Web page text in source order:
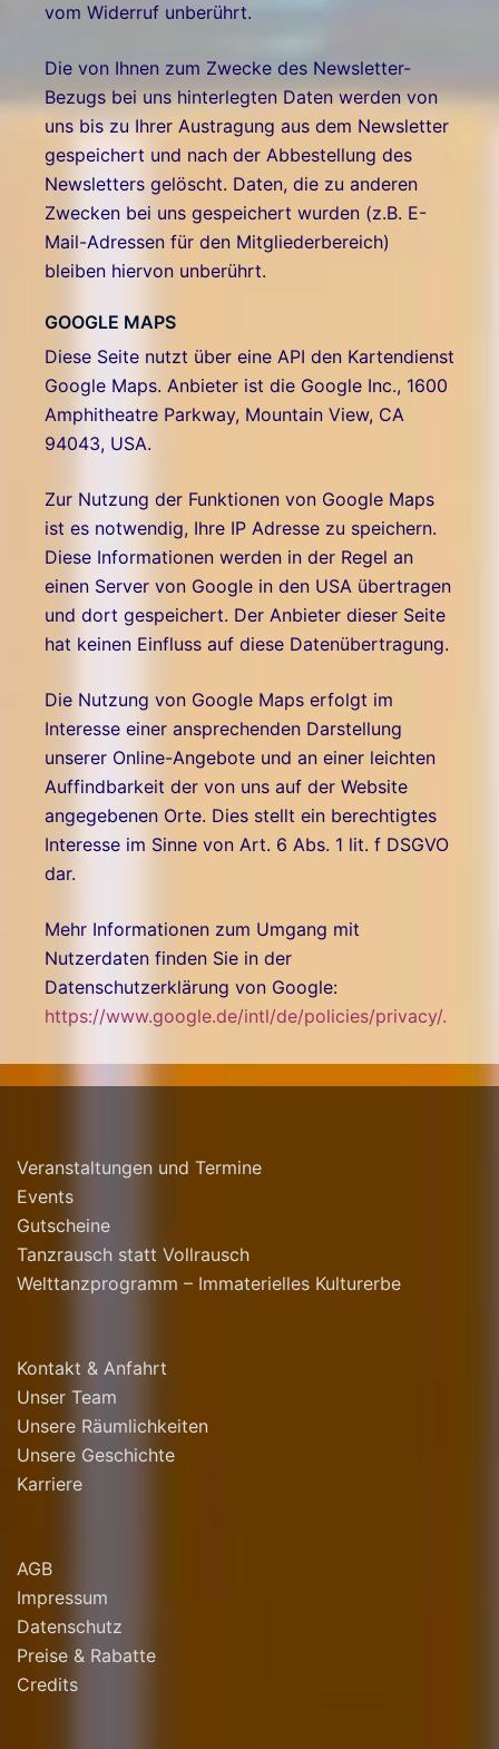
vom Widerruf unberührt.
Die von Ihnen zum Zwecke des Newsletter-
Bezugs bei uns hinterlegten Daten werden von
uns bis zu Ihrer Austragung aus dem Newsletter
gespeichert und nach der Abbestellung des
Newsletters gelöscht. Daten, die zu anderen
Zwecken bei uns gespeichert wurden (z.B. E-
Mail-Adressen für den Mitgliederbereich)
bleiben hiervon unberührt.
GOOGLE MAPS
Diese Seite nutzt über eine API den Kartendienst
Google Maps. Anbieter ist die Google Inc., 1600
Amphitheatre Parkway, Mountain View, CA
94043, USA.
Zur Nutzung der Funktionen von Google Maps
ist es notwendig, Ihre IP Adresse zu speichern.
Diese Informationen werden in der Regel an
einen Server von Google in den USA übertragen
und dort gespeichert. Der Anbieter dieser Seite
hat keinen Einfluss auf diese Datenübertragung.
Die Nutzung von Google Maps erfolgt im
Interesse einer ansprechenden Darstellung
unserer Online-Angebote und an einer leichten
Auffindbarkeit der von uns auf der Website
angegebenen Orte. Dies stellt ein berechtigtes
Interesse im Sinne von Art. 6 Abs. 1 lit. f DSGVO
dar.
Mehr Informationen zum Umgang mit
Nutzerdaten finden Sie in der
Datenschutzerklärung von Google:
https://www.google.de/intl/de/policies/privacy/.
Veranstaltungen und Termine
Events
Gutscheine
Tanzrausch statt Vollrausch
Welttanzprogramm – Immaterielles Kulturerbe
Kontakt & Anfahrt
Unser Team
Unsere Räumlichkeiten
Unsere Geschichte
Karriere
AGB
Impressum
Datenschutz
Preise & Rabatte
Credits